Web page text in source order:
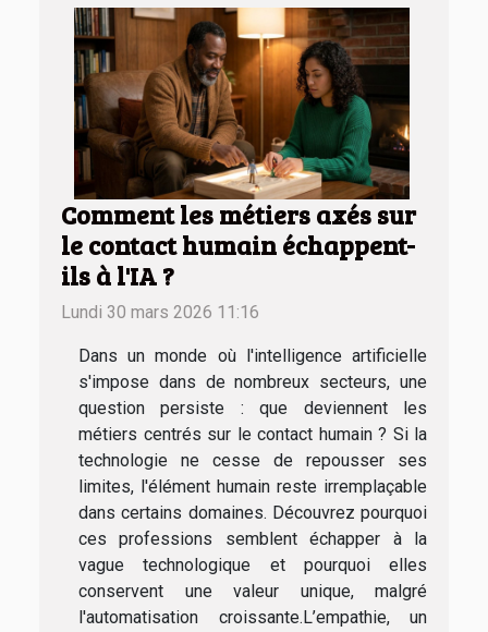
Comment les métiers axés sur
le contact humain échappent-
ils à l'IA ?
Lundi 30 mars 2026 11:16
Dans un monde où l'intelligence artificielle
s'impose dans de nombreux secteurs, une
question persiste : que deviennent les
métiers centrés sur le contact humain ? Si la
technologie ne cesse de repousser ses
limites, l'élément humain reste irremplaçable
dans certains domaines. Découvrez pourquoi
ces professions semblent échapper à la
vague technologique et pourquoi elles
conservent une valeur unique, malgré
l'automatisation croissante.L’empathie, un